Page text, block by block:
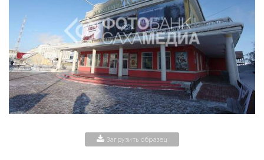
Загрузить образец